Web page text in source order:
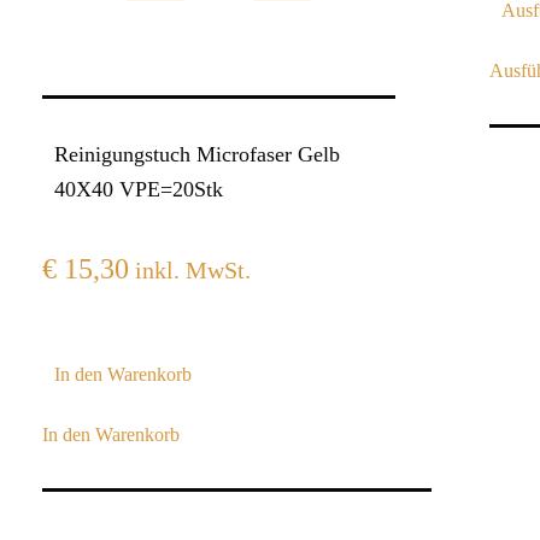
Reinigungstuch Microfaser Gelb
40X40 VPE=20Stk
€15,30 inkl. MwSt.
In den Warenkorb
In den Warenkorb